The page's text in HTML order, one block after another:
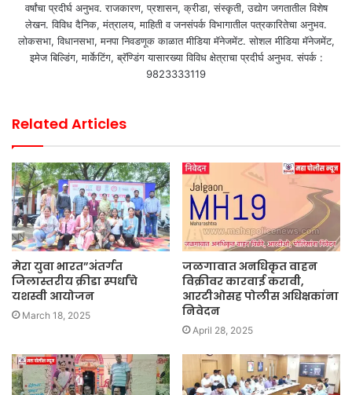
वर्षांचा प्रदीर्घ अनुभव. राजकारण, प्रशासन, क्रीडा, संस्कृती, उद्योग जगतातील विशेष
लेखन. विविध दैनिक, मंत्रालय, माहिती व जनसंपर्क विभागातील पत्रकारितेचा अनुभव.
लोकसभा, विधानसभा, मनपा निवडणूक काळात मीडिया मॅनेजमेंट. सोशल मीडिया मॅनेजमेंट,
इमेज बिल्डिंग, मार्केटिंग, ब्रॅण्डिंग यासारख्या विविध क्षेत्राचा प्रदीर्घ अनुभव. संपर्क :
9823333119
Related Articles
मेरा युवा भारत”अंतर्गत
जिलास्तरीय क्रीडा स्पर्धांचे
यशस्वी आयोजन
March 18, 2025
जळगावात अनधिकृत वाहन
विक्रीवर कारवाई करावी,
आरटीओसह पोलीस अधिक्षकांना
निवेदन
April 28, 2025